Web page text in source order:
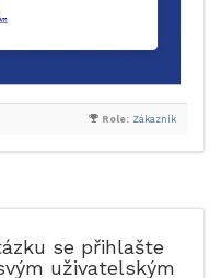
Role: Zákazník
se přihlašte
uživatelským